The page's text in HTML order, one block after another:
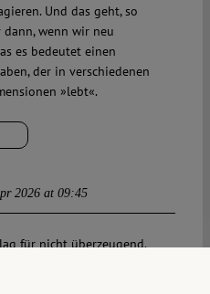
Und das geht, so
dann, wenn wir neu
es bedeutet einen
der in verschiedenen
»lebt«.
2026 at 09:45
für nicht überzeugend.